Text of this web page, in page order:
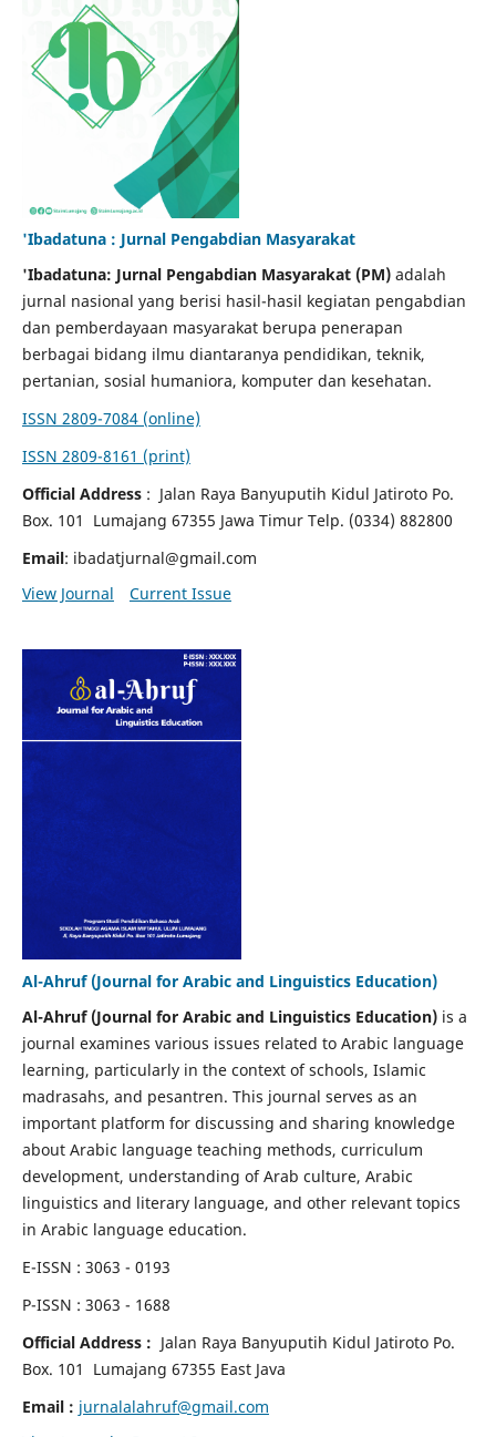
'Ibadatuna : Jurnal Pengabdian Masyarakat
'Ibadatuna: Jurnal Pengabdian Masyarakat (PM)adalah
jurnal nasional yang berisi hasil-hasil kegiatan pengabdian
dan pemberdayaan masyarakat berupa penerapan
berbagai bidang ilmu diantaranya pendidikan, teknik,
pertanian, sosial humaniora, komputer dan kesehatan.
ISSN 2809-7084 (online)
ISSN 2809-8161 (print)
Official Address: Jalan Raya Banyuputih Kidul Jatiroto Po.
Box. 101 Lumajang 67355 Jawa Timur Telp. (0334) 882800
Email: ibadatjurnal@gmail.com
View Journal
Current Issue
Al-Ahruf (Journal for Arabic and Linguistics Education)
Al-Ahruf (Journal for Arabic and Linguistics Education)is a
journal examines various issues related to Arabic language
learning, particularly in the context of schools, Islamic
madrasahs, and pesantren. This journal serves as an
important platform for discussing and sharing knowledge
about Arabic language teaching methods, curriculum
development, understanding of Arab culture, Arabic
linguistics and literary language, and other relevant topics
in Arabic language education.
E-ISSN : 3063 - 0193
P-ISSN : 3063 - 1688
Official Address : Jalan Raya Banyuputih Kidul Jatiroto Po.
Box. 101 Lumajang 67355 East Java
Email : jurnalalahruf@gmail.com